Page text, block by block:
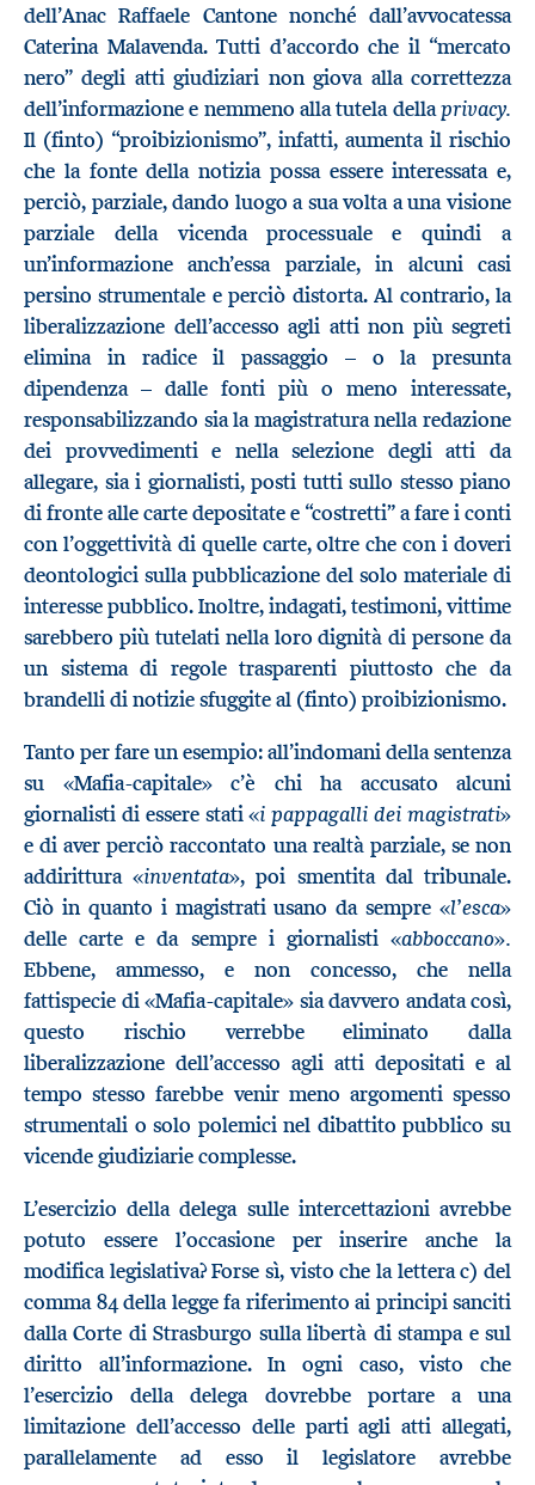
dell’Anac Raffaele Cantone nonché dall’avvocatessa
Caterina Malavenda. Tutti d’accordo che il “mercato
nero” degli atti giudiziari non giova alla correttezza
dell’informazione e nemmeno alla tutela dellaprivacy.
Il (finto) “proibizionismo”, infatti, aumenta il rischio
che la fonte della notizia possa essere interessata e,
perciò, parziale, dando luogo a sua volta a una visione
parziale della vicenda processuale e quindi a
un’informazione anch’essa parziale, in alcuni casi
persino strumentale e perciò distorta. Al contrario, la
liberalizzazione dell’accesso agli atti non più segreti
elimina in radice il passaggio – o la presunta
dipendenza – dalle fonti più o meno interessate,
responsabilizzando sia la magistratura nella redazione
dei provvedimenti e nella selezione degli atti da
allegare, sia i giornalisti, posti tutti sullo stesso piano
di fronte alle carte depositate e “costretti” a fare i conti
con l’oggettività di quelle carte, oltre che con i doveri
deontologici sulla pubblicazione del solo materiale di
interesse pubblico. Inoltre, indagati, testimoni, vittime
sarebbero più tutelati nella loro dignità di persone da
un sistema di regole trasparenti piuttosto che da
brandelli di notizie sfuggite al (finto) proibizionismo.
Tanto per fare un esempio: all’indomani della sentenza
su «Mafia-capitale» c’è chi ha accusato alcuni
giornalisti di essere stati «i pappagalli dei magistrati»
e di aver perciò raccontato una realtà parziale, se non
addirittura «inventata», poi smentita dal tribunale.
Ciò in quanto i magistrati usano da sempre «l’esca»
delle carte e da sempre i giornalisti «abboccano».
Ebbene, ammesso, e non concesso, che nella
fattispecie di «Mafia-capitale» sia davvero andata così,
questo rischio verrebbe eliminato dalla
liberalizzazione dell’accesso agli atti depositati e al
tempo stesso farebbe venir meno argomenti spesso
strumentali o solo polemici nel dibattito pubblico su
vicende giudiziarie complesse.
L’esercizio della delega sulle intercettazioni avrebbe
potuto essere l’occasione per inserire anche la
modifica legislativa? Forse sì, visto che la lettera c) del
comma 84 della legge fa riferimento ai principi sanciti
dalla Corte di Strasburgo sulla libertà di stampa e sul
diritto all’informazione. In ogni caso, visto che
l’esercizio della delega dovrebbe portare a una
limitazione dell’accesso delle parti agli atti allegati,
parallelamente ad esso il legislatore avrebbe